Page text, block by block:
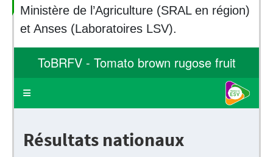
Ministère de l’Agriculture (SRAL en région)
et Anses (Laboratoires LSV).